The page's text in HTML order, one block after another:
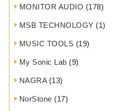
MONITOR AUDIO (178)
MSB TECHNOLOGY (1)
MUSIC TOOLS (19)
My Sonic Lab (9)
NAGRA(13)
NorStone (17)